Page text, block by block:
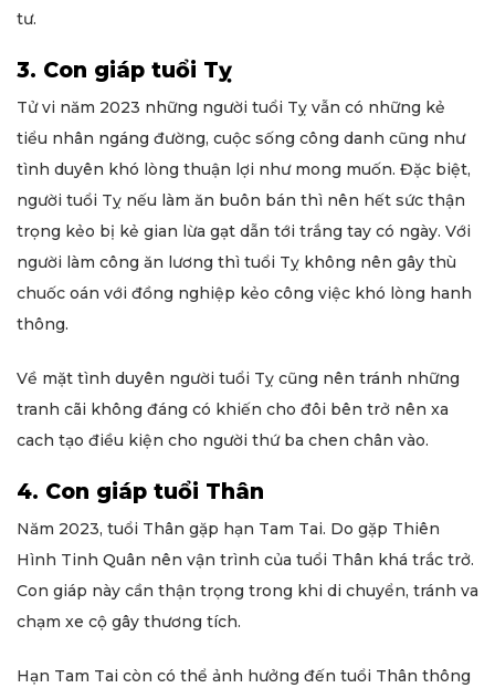
tư.
3. Con giáp tuổi Tỵ
Tử vi năm 2023 những người tuổi Tỵ vẫn có những kẻ
tiểu nhân ngáng đường, cuộc sống công danh cũng như
tình duyên khó lòng thuận lợi như mong muốn. Đặc biệt,
người tuổi Tỵ nếu làm ăn buôn bán thì nên hết sức thận
trọng kẻo bị kẻ gian lừa gạt dẫn tới trắng tay có ngày. Với
người làm công ăn lương thì tuổi Tỵ không nên gây thù
chuốc oán với đồng nghiệp kẻo công việc khó lòng hanh
thông.
Về mặt tình duyên người tuổi Tỵ cũng nên tránh những
tranh cãi không đáng có khiến cho đôi bên trở nên xa
cach tạo điều kiện cho người thứ ba chen chân vào.
4. Con giáp tuổi Thân
Năm 2023, tuổi Thân gặp hạn Tam Tai. Do gặp Thiên
Hình Tinh Quân nên vận trình của tuổi Thân khá trắc trở.
Con giáp này cần thận trọng trong khi di chuyển, tránh va
chạm xe cộ gây thương tích.
Hạn Tam Tai còn có thể ảnh hưởng đến tuổi Thân thông